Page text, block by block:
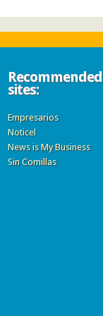
Recommended
sites:
Empresarios
Noticel
News is My Business
Sin Comillas